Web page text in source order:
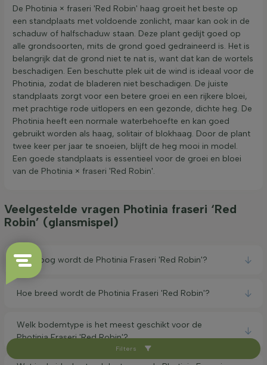
Filters
De Photinia × fraseri 'Red Robin' haag groeit het beste op
een standplaats met voldoende zonlicht, maar kan ook in de
schaduw of halfschaduw staan. Deze plant gedijt goed op
alle grondsoorten, mits de grond goed gedraineerd is. Het is
belangrijk dat de grond niet te nat is, want dat kan de wortels
beschadigen. Een beschutte plek uit de wind is ideaal voor de
Photinia, zodat de bladeren niet beschadigen. De juiste
standplaats zorgt voor een betere groei en een rijkere bloei,
met prachtige rode uitlopers en een gezonde, dichte heg. De
Photinia heeft een normale waterbehoefte en kan goed
gebruikt worden als haag, solitair of blokhaag. Door de plant
twee keer per jaar te snoeien, blijft de heg mooi in model.
Een goede standplaats is essentieel voor de groei en bloei
van de Photinia × fraseri 'Red Robin'.
Veelgestelde vragen Photinia fraseri ‘Red
Robin’ (glansmispel)
Hoe hoog wordt de Photinia Fraseri 'Red Robin'?
Hoe breed wordt de Photinia Fraseri 'Red Robin'?
Welk bodemtype is het meest geschikt voor de
Photinia Fraseri 'Red Robin'?